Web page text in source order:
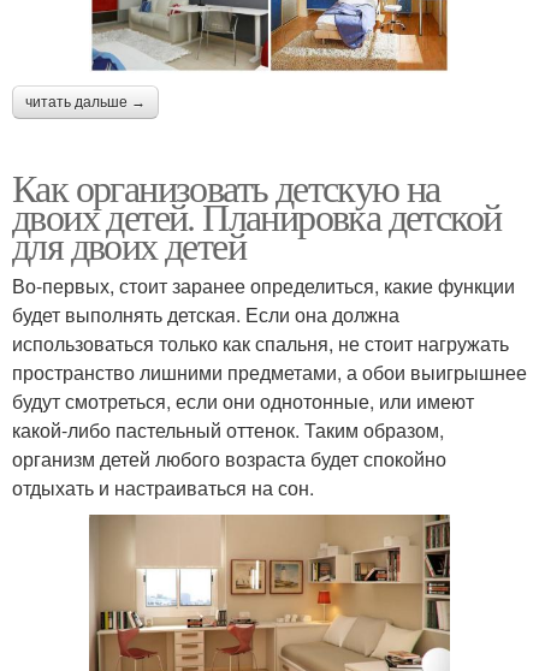
читать дальше →
Как организовать детскую на
двоих детей. Планировка детской
для двоих детей
Во-первых, стоит заранее определиться, какие функции
будет выполнять детская. Если она должна
использоваться только как спальня, не стоит нагружать
пространство лишними предметами, а обои выигрышнее
будут смотреться, если они однотонные, или имеют
какой-либо пастельный оттенок. Таким образом,
организм детей любого возраста будет спокойно
отдыхать и настраиваться на сон.